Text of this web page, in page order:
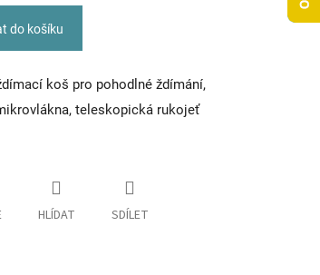
do košíku
koš pro pohodlné ždímání,
teleskopická rukojeť
HLÍDAT SDÍLET